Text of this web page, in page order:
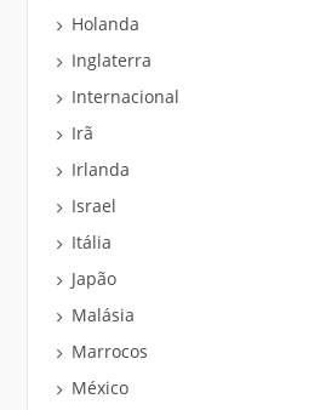
Holanda
Inglaterra
Internacional
Irã
Irlanda
Israel
Itália
Japão
Malásia
Marrocos
México